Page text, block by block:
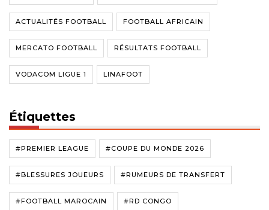
ACTUALITÉS FOOTBALL FOOTBALL AFRICAIN
MERCATO FOOTBALL RÉSULTATS FOOTBALL
VODACOM LIGUE 1 LINAFOOT
Étiquettes
#PREMIER LEAGUE #COUPE DU MONDE 2026
#BLESSURES JOUEURS #RUMEURS DE TRANSFERT
#FOOTBALL MAROCAIN #RD CONGO